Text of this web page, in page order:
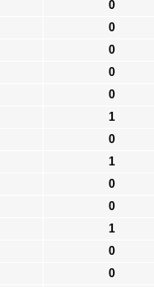
0
0
0
0
0
1
0
1
0
0
1
0
0